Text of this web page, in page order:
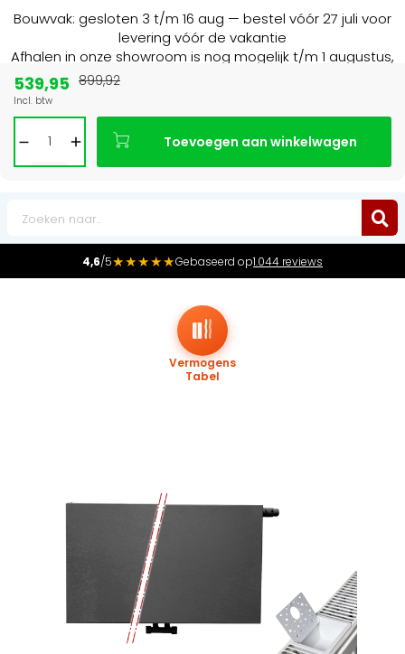
Bouwvak: gesloten 3 t/m 16 aug — bestel vóór 27 juli voor
levering vóór de vakantie
Afhalen in onze showroom is nog mogelijk t/m 1 augustus,
4,6/5★★★★★Gebaseerd op1.044 reviews
Vermogens
Tabel
539,95
Incl. btw
899,92
Toevoegen aan winkelwagen